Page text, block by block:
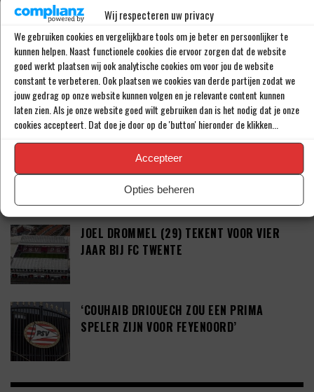
Wij respecteren uw privacy
We gebruiken cookies en vergelijkbare tools om je beter en persoonlijker te
kunnen helpen. Naast functionele cookies die ervoor zorgen dat de website
goed werkt plaatsen wij ook analytische cookies om voor jou de website
constant te verbeteren. Ook plaatsen we cookies van derde partijen zodat we
jouw gedrag op onze website kunnen volgen en je relevante content kunnen
laten zien. Als je onze website goed wilt gebruiken dan is het nodig dat je onze
cookies accepteert. Dat doe je door op de 'button' hieronder de klikken...
Accepteer
Opties beheren
EEN ‘MATCHINGRIGHT’
‘PSV IN ONDERHANDELING MET HET
SCHOTSE RANGERS FC’
‘PSV WIL ZICH GAAN VERSTERKEN MET 29-
JARIGE ADAMA CAMARA’
JOEL DROMMEL (29) TEKENT VOOR VIER
JAAR BIJ FC TWENTE
‘COUHAIB DRIOUECH ZOU EEN PRIMA
SPELER ZIJN VOOR FEYENOORD’